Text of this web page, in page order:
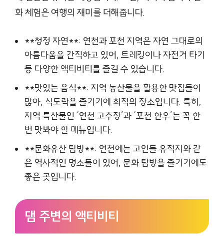
화 체험은 여행의 재미를 더해줍니다.
**청정 자연**: 연천과 포천 지역은 자연 그대로의
아름다움을 간직하고 있어, 트레킹이나 자전거 타기
등 다양한 액티비티를 즐길 수 있습니다.
**맛있는 음식**: 지역 농산물을 활용한 맛집들이
많아, 식도락을 즐기기에 최적의 장소입니다. 특히,
지역 특산물인 ‘연천 고추장’과 ‘포천 한우’는 꼭 한
번 맛봐야 할 메뉴입니다.
**문화유산 탐방**: 연천에는 고인돌 유적지와 같
은 역사적인 명소들이 있어, 문화 탐방을 즐기기에도
좋은 곳입니다.
댐 주변의 액티비티